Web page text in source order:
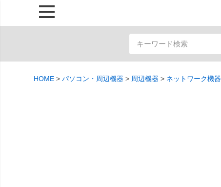
HOME パソコン・周辺機器 周辺機器 ネットワーク機器